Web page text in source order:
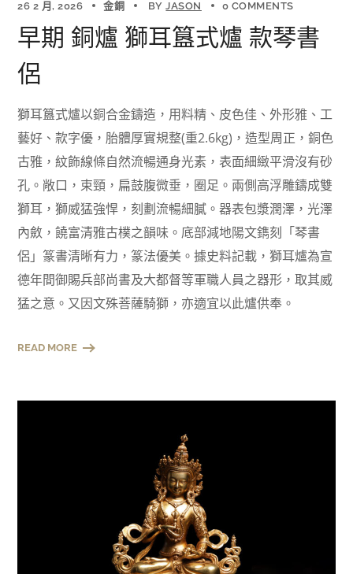
26 2 月, 2026 金銅 BYJASON 0 COMMENTS
早期 銅爐 獅耳簋式爐 款琴書
侶
獅耳簋式爐以銅合金鑄造，用料精、皮色佳、外形雅、工
藝好、款字優，胎體厚實規整(重2.6kg)，造型周正，銅色
古雅，紋飾線條自然流暢通身光素，表面細緻平滑沒有砂
孔。敞口，束頸，扁鼓腹微垂，圈足。兩側高浮雕鑄成雙
獅耳，獅威猛強悍，刻劃流暢細膩。器表包漿潤澤，光澤
內斂，饒富清雅古樸之韻味。底部減地陽文鐫刻「琴書
侶」篆書清晰有力，篆法優美。據史料記載，獅耳爐為宣
德年間御賜兵部尚書及大都督等軍職人員之器形，取其威
猛之意。又因文殊菩薩騎獅，亦適宜以此爐供奉。
READ MORE